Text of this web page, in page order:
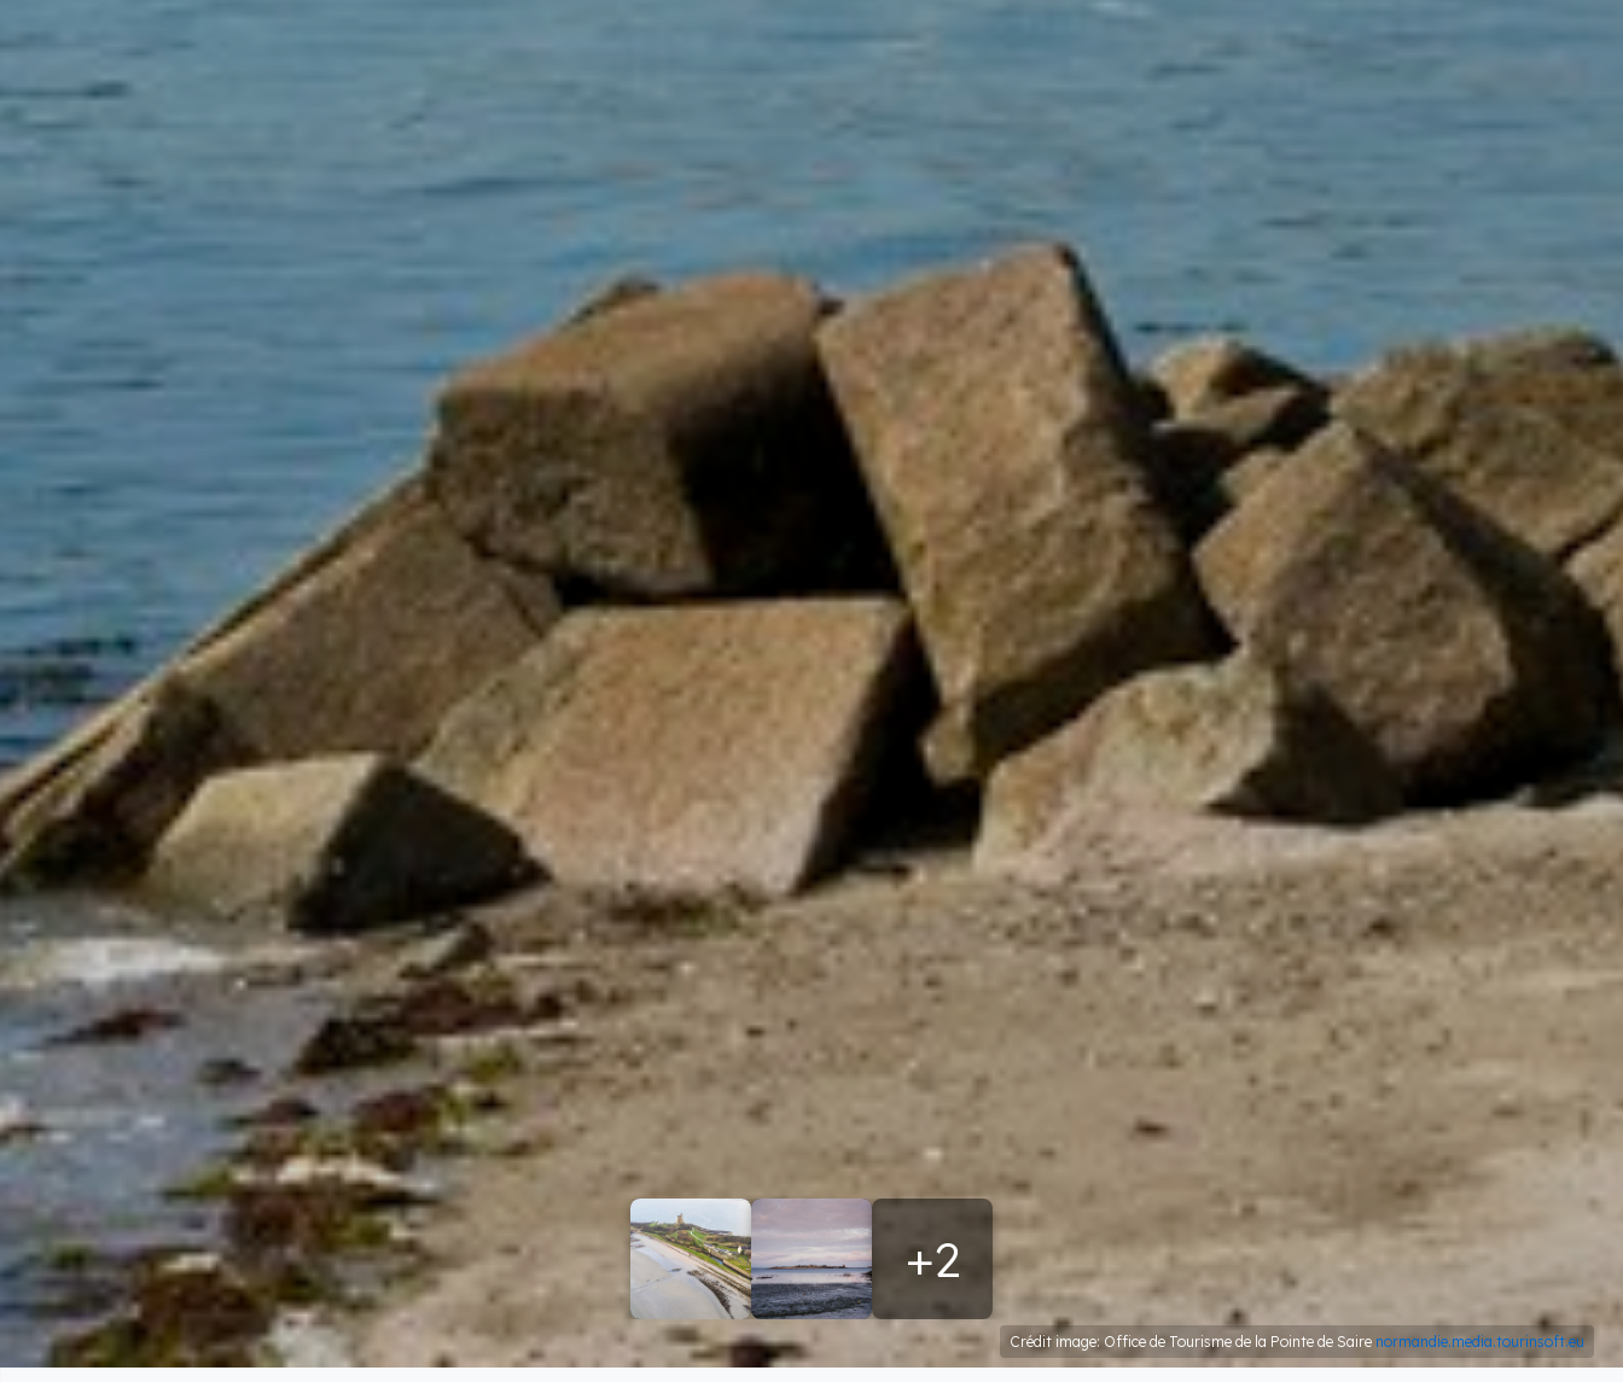
+2
Crédit image: Office de Tourisme de la Pointe de Saire normandie.media.tourinsoft.eu